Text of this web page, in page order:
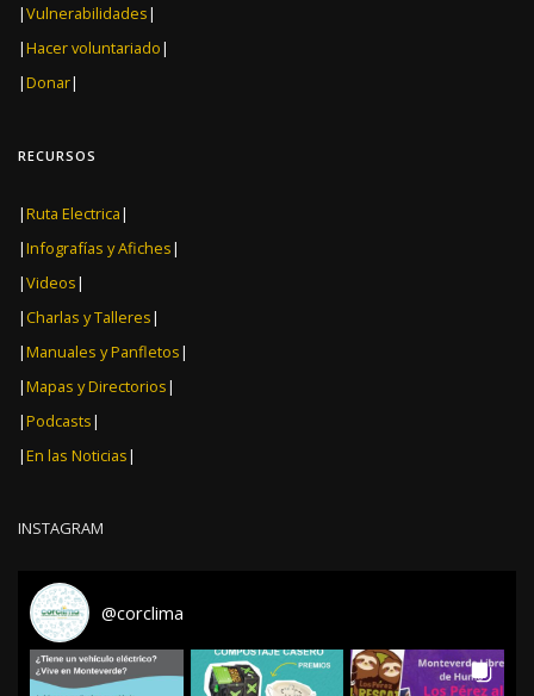
|Vulnerabilidades|
|Hacer voluntariado|
|Donar|
RECURSOS
|Ruta Electrica|
|Infografías y Afiches|
|Videos|
| Charlas y Talleres|
|Manuales y Panfletos|
|Mapas y Directorios|
|Podcasts|
|En las Noticias|
INSTAGRAM
@corclima